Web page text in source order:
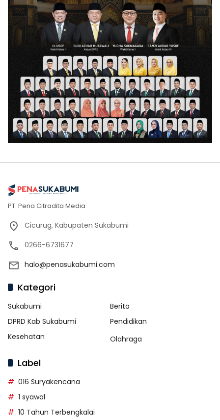
PT. Pena Citradita Media
Cicurug, Kabupaten Sukabumi
0266-6731677
halo@penasukabumi.com
Kategori
Sukabumi
Berita
DPRD Kab Sukabumi
Pendidikan
Kesehatan
Olahraga
Label
016 Suryakencana
1 syawal
10 Tahun Terbengkalai